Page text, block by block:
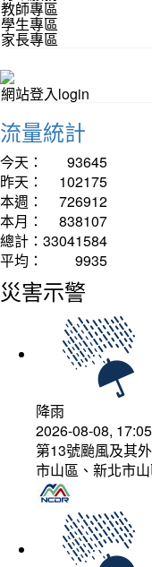
教師專區
學生專區
家長專區
網站登入login
流量統計
今天：
93645
昨天：
102175
本週：
726912
本月：
838107
總計： 33041584
平均：
9935
災害示警
降雨
2026-08-08,
第13號颱風及其
市山區、新北市